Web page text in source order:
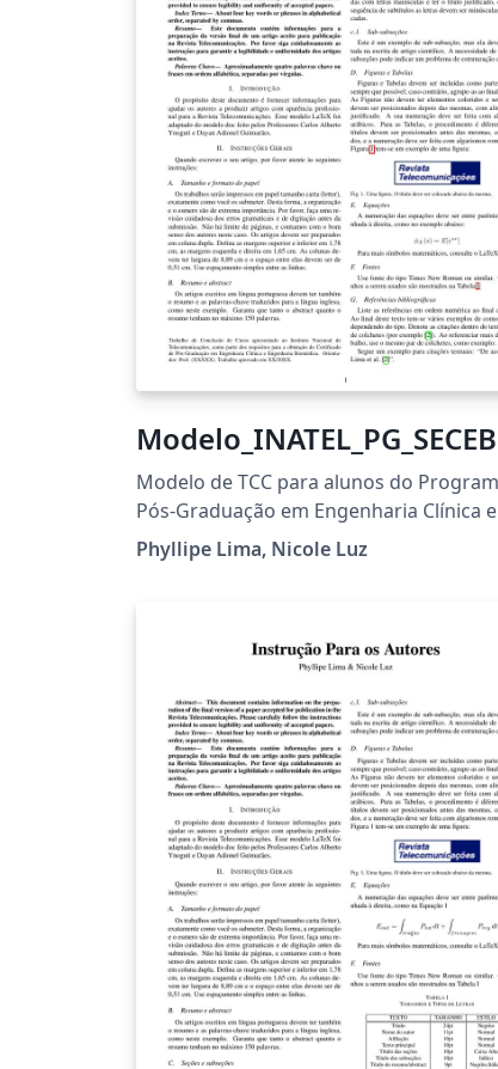
Modelo_INATEL_PG_SECEB
Modelo de TCC para alunos do
Pós-Graduação em Engenharia Clínica e
Engenharia Biomédica
Phyllipe Lima, Nicole Luz